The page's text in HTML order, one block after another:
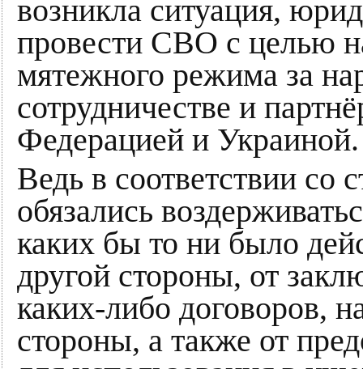
возникла ситуация,
провести СВО с целью
мятежного режима за
сотрудничестве и
Федерацией и Украиной.
Ведь в соответствии со
обязались
каких бы то ни было
другой стороны, от
каких-либо договоров,
стороны, а также от